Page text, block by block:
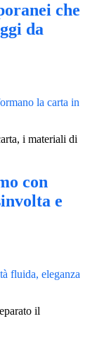
che
da
i materiali di
con
e
il